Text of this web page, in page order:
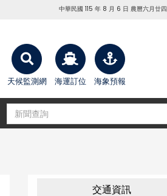
中華民國 115 年 8 月 6 日 農曆六月廿四
天候監測網 海運訂位 海象預報
交通資訊